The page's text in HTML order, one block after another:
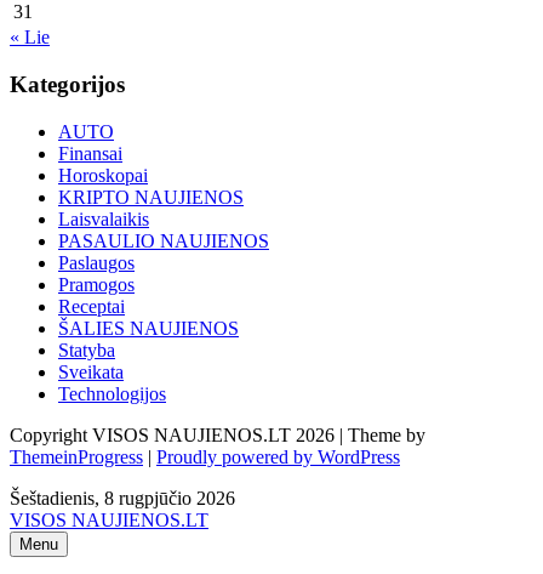
31
« Lie
Kategorijos
AUTO
Finansai
Horoskopai
KRIPTO NAUJIENOS
Laisvalaikis
PASAULIO NAUJIENOS
Paslaugos
Pramogos
Receptai
ŠALIES NAUJIENOS
Statyba
Sveikata
Technologijos
Copyright VISOS NAUJIENOS.LT 2026 | Theme by
ThemeinProgress | Proudly powered by WordPress
Šeštadienis, 8 rugpjūčio 2026
VISOS NAUJIENOS.LT
Menu